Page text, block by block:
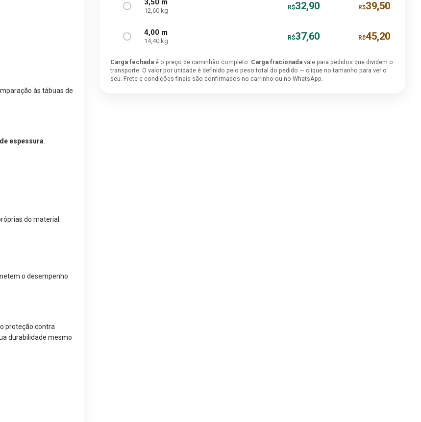
às tábuas de
espessura
do material.
o desempenho
proteção contra
durabilidade mesmo
3,50 m
12,60 kg R$32,90 R$39,50
4,00 m
14,40 kg R$37,60 R$45,20
Carga fechada é o preço de caminhão completo. Carga fracionada vale para pedidos que dividem o
transporte. O valor por unidade é definido pelo peso total do pedido — clique no tamanho para ver o
seu. Frete e condições finais são confirmados no carrinho ou no WhatsApp.